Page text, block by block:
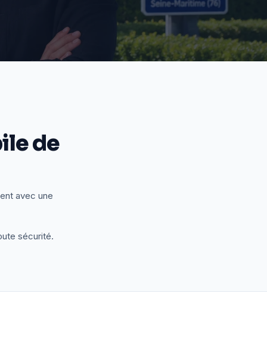
de
avec une
sécurité.